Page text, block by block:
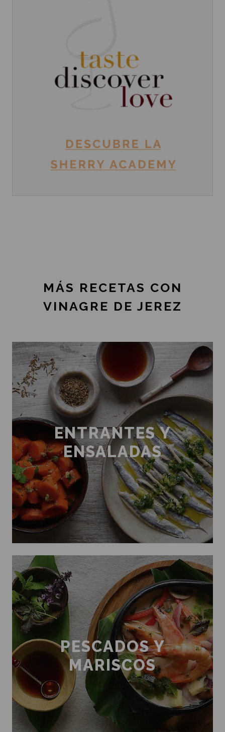
MÁS RECETAS CON
VINAGRE DE JEREZ
ENTRANTES Y
ENSALADAS
PESCADOS Y
MARISCOS